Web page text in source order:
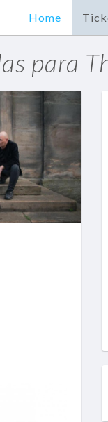
Home
para